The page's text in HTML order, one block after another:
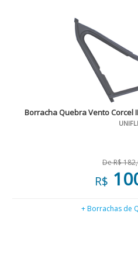
Borracha Quebra Vento Corcel
De R$
R$
+ Borrachas de